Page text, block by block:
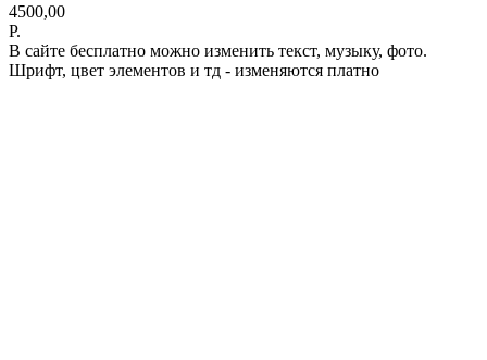
4500,00
Р.
В сайте бесплатно можно изменить текст, музыку, фото.
Шрифт, цвет элементов и тд - изменяются платно